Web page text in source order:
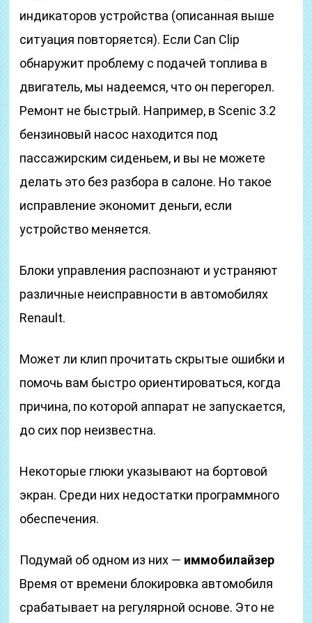
индикаторов устройства (описанная выше
ситуация повторяется). Если Can Clip
обнаружит проблему с подачей топлива в
двигатель, мы надеемся, что он перегорел.
Ремонт не быстрый. Например, в Scenic 3.2
бензиновый насос находится под
пассажирским сиденьем, и вы не можете
делать это без разбора в салоне. Но такое
исправление экономит деньги, если
устройство меняется.
Блоки управления распознают и устраняют
различные неисправности в автомобилях
Renault.
Может ли клип прочитать скрытые ошибки и
помочь вам быстро ориентироваться, когда
причина, по которой аппарат не запускается,
до сих пор неизвестна.
Некоторые глюки указывают на бортовой
экран. Среди них недостатки программного
обеспечения.
Подумай об одном из них — иммобилайзер
Время от времени блокировка автомобиля
срабатывает на регулярной основе. Это не